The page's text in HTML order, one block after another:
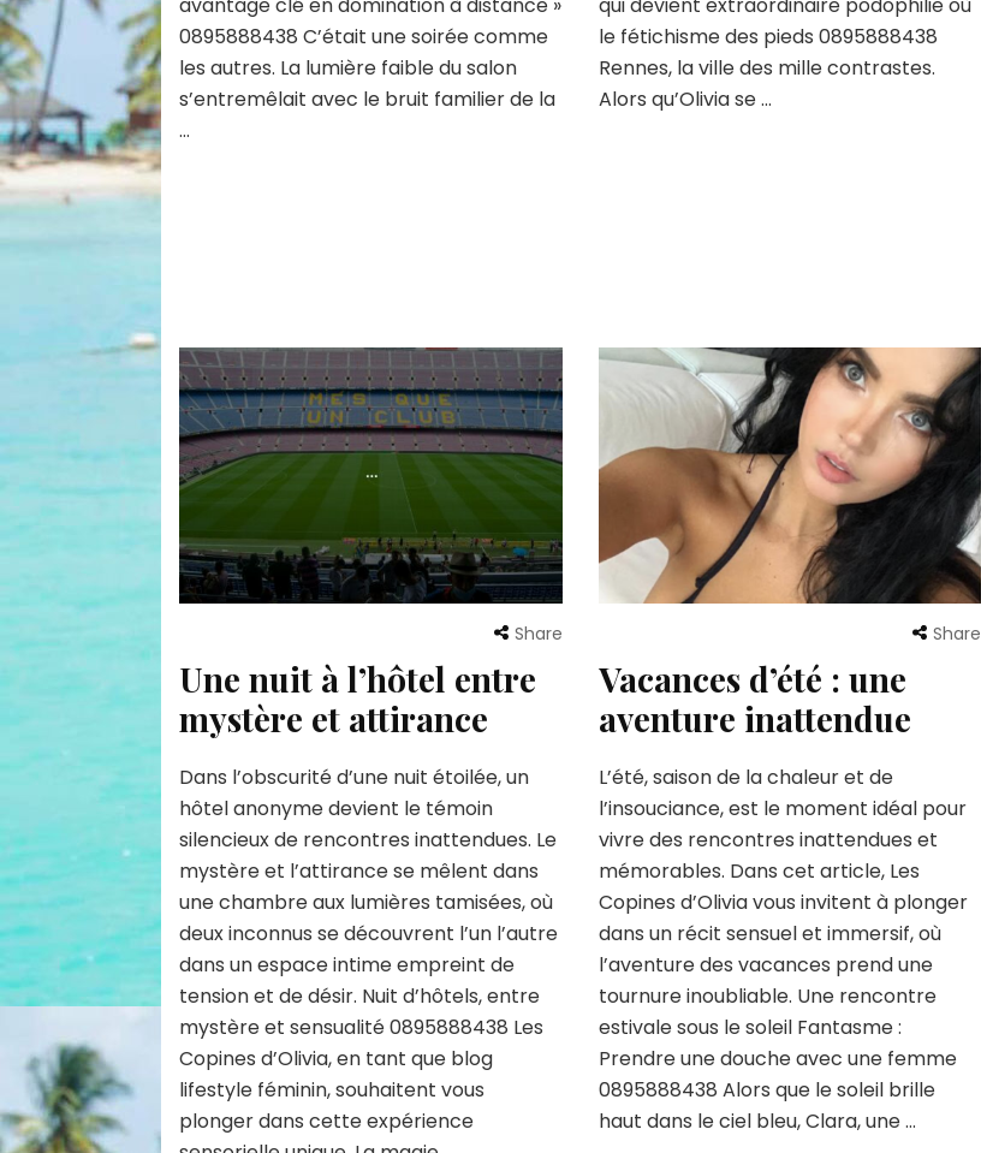
avantage clé en domination à distance »
0895888438 C’était une soirée comme
les autres. La lumière faible du salon
s’entremêlait avec le bruit familier de la
…
qui devient extraordinaire podophilie où
le fétichisme des pieds 0895888438
Rennes, la ville des mille contrastes.
Alors qu’Olivia se …
Share
Une nuit à l’hôtel entre
mystère et attirance
Dans l’obscurité d’une nuit étoilée, un
hôtel anonyme devient le témoin
silencieux de rencontres inattendues. Le
mystère et l’attirance se mêlent dans
une chambre aux lumières tamisées, où
deux inconnus se découvrent l’un l’autre
dans un espace intime empreint de
tension et de désir. Nuit d’hôtels, entre
mystère et sensualité 0895888438 Les
Copines d’Olivia, en tant que blog
lifestyle féminin, souhaitent vous
plonger dans cette expérience
Share
Vacances d’été : une
aventure inattendue
L’été, saison de la chaleur et de
l’insouciance, est le moment idéal pour
vivre des rencontres inattendues et
mémorables. Dans cet article, Les
Copines d’Olivia vous invitent à plonger
dans un récit sensuel et immersif, où
l’aventure des vacances prend une
tournure inoubliable. Une rencontre
estivale sous le soleil Fantasme :
Prendre une douche avec une femme
0895888438 Alors que le soleil brille
haut dans le ciel bleu, Clara, une …